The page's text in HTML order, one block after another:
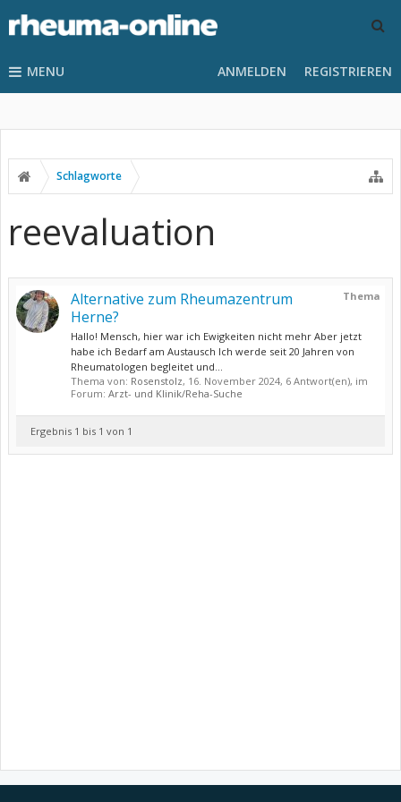
MENU ANMELDEN REGISTRIEREN
Schlagworte
reevaluation
Thema
Alternative zum Rheumazentrum
Herne?
Hallo! Mensch, hier war ich Ewigkeiten nicht mehr Aber jetzt
habe ich Bedarf am Austausch Ich werde seit 20 Jahren von
Rheumatologen begleitet und...
Thema von: Rosenstolz, 16. November 2024, 6 Antwort(en), im
Forum: Arzt- und Klinik/Reha-Suche
Ergebnis 1 bis 1 von 1